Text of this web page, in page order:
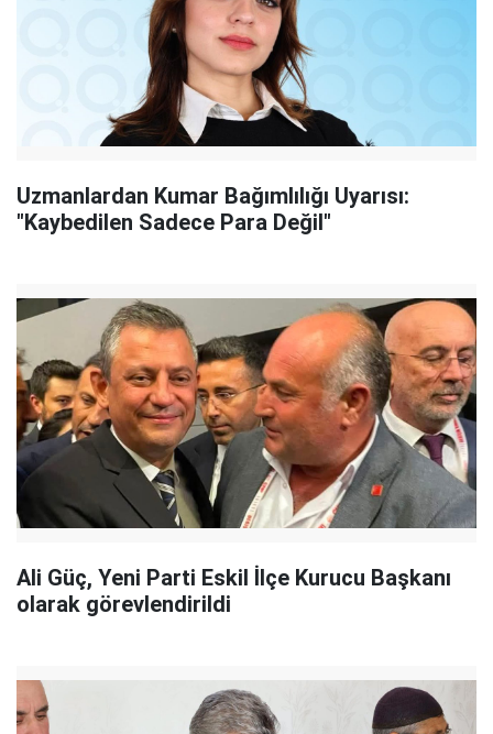
Uzmanlardan Kumar Bağımlılığı Uyarısı:
"Kaybedilen Sadece Para Değil"
Ali Güç, Yeni Parti Eskil İlçe Kurucu Başkanı
olarak görevlendirildi